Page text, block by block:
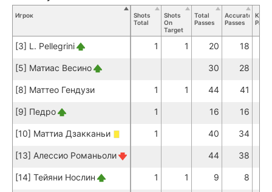
Игрок
Shots
Total
Shots
On
Target
Total
Passes
Accurate
Passes
Key
[3] L. Pellegrini 1 1 20 18
[5] Матиас Весино 30 28
[8] Маттео Гендузи 1 1 44 41
[9] Педро 1 16 16
[10] Маттиа Дзакканьи 1 40 34
[13] Алессио Романьоли 44 38
[14] Тейяни Нослин 1 1 9 8